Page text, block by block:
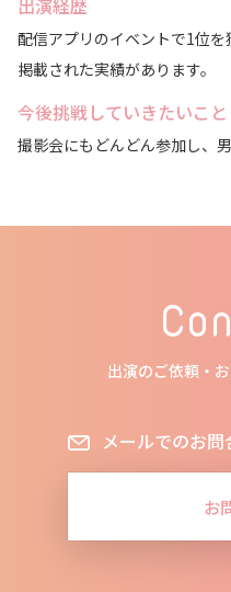
配信アプリのイベントで1位
掲載された実績があります。
今後挑戦していきたいこと
撮影会にもどんどん参加し、
出演のご依頼・
メールでのお問
お